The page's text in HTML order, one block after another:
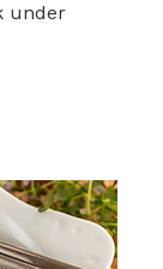
under